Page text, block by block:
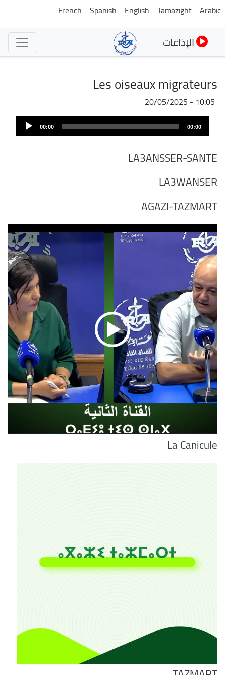
تجاوز
Arabic
Tamazight
English
Spanish
French
الإذاعات
Les oiseaux migrateurs
20/05/2025 - 10:05
00:00 00:00
LA3ANSSER-SANTE
LA3WANSER
AGAZI-TAZMART
La Canicule